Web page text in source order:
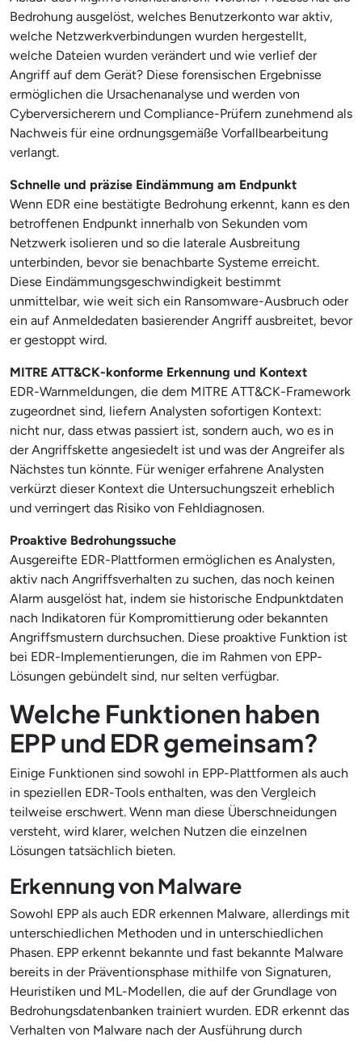
Bedrohung ausgelöst, welches Benutzerkonto war aktiv,
welche Netzwerkverbindungen wurden hergestellt,
welche Dateien wurden verändert und wie verlief der
Angriff auf dem Gerät? Diese forensischen Ergebnisse
ermöglichen die Ursachenanalyse und werden von
Cyberversicherern und Compliance-Prüfern zunehmend als
Nachweis für eine ordnungsgemäße Vorfallbearbeitung
verlangt.
Schnelle und präzise Eindämmung am Endpunkt
Wenn EDR eine bestätigte Bedrohung erkennt, kann es den
betroffenen Endpunkt innerhalb von Sekunden vom
Netzwerk isolieren und so die laterale Ausbreitung
unterbinden, bevor sie benachbarte Systeme erreicht.
Diese Eindämmungsgeschwindigkeit bestimmt
unmittelbar, wie weit sich ein Ransomware-Ausbruch oder
ein auf Anmeldedaten basierender Angriff ausbreitet, bevor
er gestoppt wird.
MITRE ATT&CK-konforme Erkennung und Kontext
EDR-Warnmeldungen, die dem MITRE ATT&CK-Framework
zugeordnet sind, liefern Analysten sofortigen Kontext:
nicht nur, dass etwas passiert ist, sondern auch, wo es in
der Angriffskette angesiedelt ist und was der Angreifer als
Nächstes tun könnte. Für weniger erfahrene Analysten
verkürzt dieser Kontext die Untersuchungszeit erheblich
und verringert das Risiko von Fehldiagnosen.
Proaktive Bedrohungssuche
Ausgereifte EDR-Plattformen ermöglichen es Analysten,
aktiv nach Angriffsverhalten zu suchen, das noch keinen
Alarm ausgelöst hat, indem sie historische Endpunktdaten
nach Indikatoren für Kompromittierung oder bekannten
Angriffsmustern durchsuchen. Diese proaktive Funktion ist
bei EDR-Implementierungen, die im Rahmen von EPP-
Lösungen gebündelt sind, nur selten verfügbar.
Welche Funktionen haben
EPP und EDR gemeinsam?
Einige Funktionen sind sowohl in EPP-Plattformen als auch
in speziellen EDR-Tools enthalten, was den Vergleich
teilweise erschwert. Wenn man diese Überschneidungen
versteht, wird klarer, welchen Nutzen die einzelnen
Lösungen tatsächlich bieten.
Erkennung von Malware
Sowohl EPP als auch EDR erkennen Malware, allerdings mit
unterschiedlichen Methoden und in unterschiedlichen
Phasen. EPP erkennt bekannte und fast bekannte Malware
bereits in der Präventionsphase mithilfe von Signaturen,
Heuristiken und ML-Modellen, die auf der Grundlage von
Bedrohungsdatenbanken trainiert wurden. EDR erkennt das
Verhalten von Malware nach der Ausführung durch